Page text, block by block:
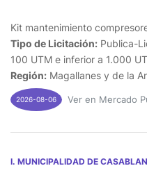
Kit mantenimiento
Tipo de Licitación: Publica-
100 UTM e inferior a 1.000
Región: Magallanes y de la
2026-08-06 Ver en Mercado
I. MUNICIPALIDAD DE